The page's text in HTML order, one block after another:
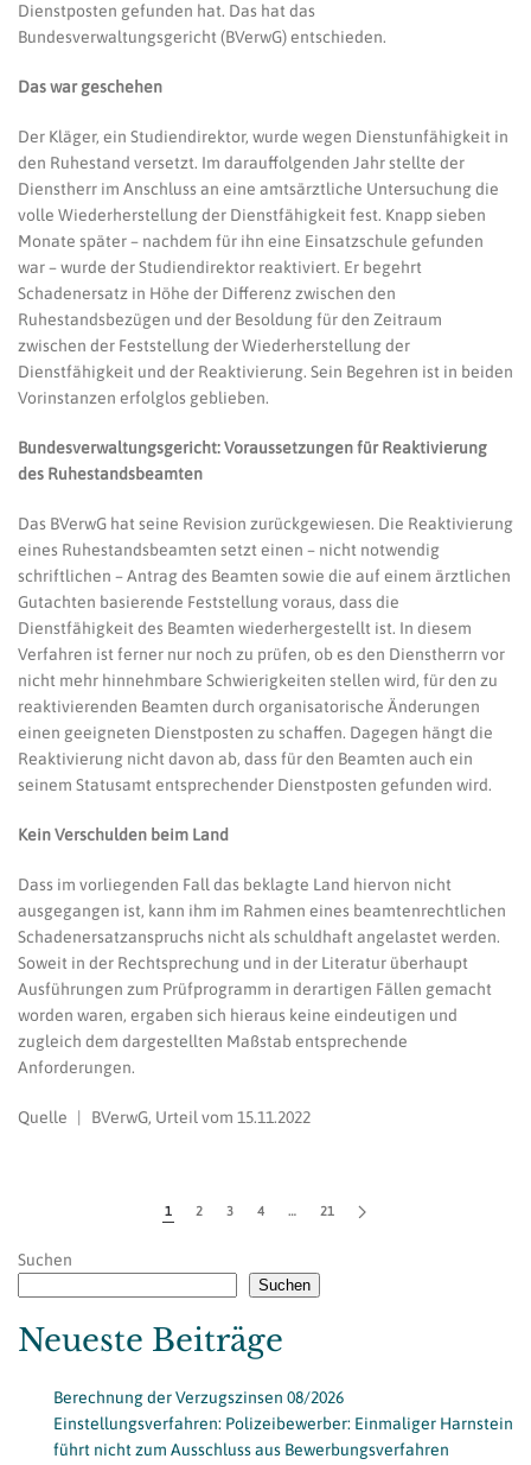
Dienstposten gefunden hat. Das hat das
Bundesverwaltungsgericht (BVerwG) entschieden.
Das war geschehen
Der Kläger, ein Studiendirektor, wurde wegen Dienstunfähigkeit in
den Ruhestand versetzt. Im darauffolgenden Jahr stellte der
Dienstherr im Anschluss an eine amtsärztliche Untersuchung die
volle Wiederherstellung der Dienstfähigkeit fest. Knapp sieben
Monate später – nachdem für ihn eine Einsatzschule gefunden
war – wurde der Studiendirektor reaktiviert. Er begehrt
Schadenersatz in Höhe der Differenz zwischen den
Ruhestandsbezügen und der Besoldung für den Zeitraum
zwischen der Feststellung der Wiederherstellung der
Dienstfähigkeit und der Reaktivierung. Sein Begehren ist in beiden
Vorinstanzen erfolglos geblieben.
Bundesverwaltungsgericht: Voraussetzungen für Reaktivierung
des Ruhestandsbeamten
Das BVerwG hat seine Revision zurückgewiesen. Die Reaktivierung
eines Ruhestandsbeamten setzt einen – nicht notwendig
schriftlichen – Antrag des Beamten sowie die auf einem ärztlichen
Gutachten basierende Feststellung voraus, dass die
Dienstfähigkeit des Beamten wiederhergestellt ist. In diesem
Verfahren ist ferner nur noch zu prüfen, ob es den Dienstherrn vor
nicht mehr hinnehmbare Schwierigkeiten stellen wird, für den zu
reaktivierenden Beamten durch organisatorische Änderungen
einen geeigneten Dienstposten zu schaffen. Dagegen hängt die
Reaktivierung nicht davon ab, dass für den Beamten auch ein
seinem Statusamt entsprechender Dienstposten gefunden wird.
Kein Verschulden beim Land
Dass im vorliegenden Fall das beklagte Land hiervon nicht
ausgegangen ist, kann ihm im Rahmen eines beamtenrechtlichen
Schadenersatzanspruchs nicht als schuldhaft angelastet werden.
Soweit in der Rechtsprechung und in der Literatur überhaupt
Ausführungen zum Prüfprogramm in derartigen Fällen gemacht
worden waren, ergaben sich hieraus keine eindeutigen und
zugleich dem dargestellten Maßstab entsprechende
Anforderungen.
Quelle | BVerwG, Urteil vom 15.11.2022
1 2 3 4 … 21
Suchen
Suchen
Neueste Beiträge
Berechnung der Verzugszinsen 08/2026
Einstellungsverfahren: Polizeibewerber: Einmaliger Harnstein
führt nicht zum Ausschluss aus Bewerbungsverfahren